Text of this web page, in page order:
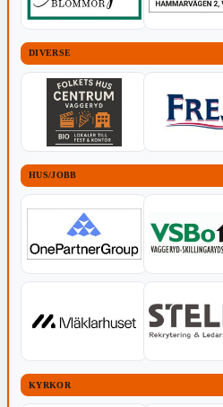
DIVERSE
HUS/JOBB
KYRKOR